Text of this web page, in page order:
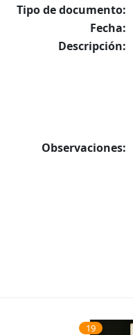
Tipo de documento:
Fecha:
Descripción:
Observaciones:
19